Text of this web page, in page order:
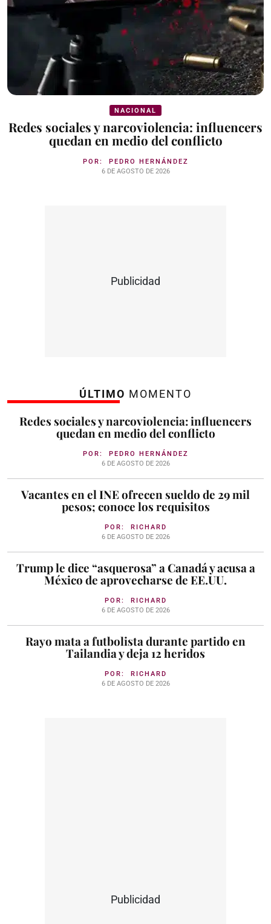
NACIONAL
Redes sociales y narcoviolencia: influencers
quedan en medio del conflicto
POR: PEDRO HERNÁNDEZ
6 DE AGOSTO DE 2026
Publicidad
ÚLTIMO MOMENTO
Redes sociales y narcoviolencia: influencers
quedan en medio del conflicto
POR: PEDRO HERNÁNDEZ
6 DE AGOSTO DE 2026
Vacantes en el INE ofrecen sueldo de 29 mil
pesos; conoce los requisitos
POR: RICHARD
6 DE AGOSTO DE 2026
Trump le dice “asquerosa” a Canadá y acusa a
México de aprovecharse de EE.UU.
POR: RICHARD
6 DE AGOSTO DE 2026
Rayo mata a futbolista durante partido en
Tailandia y deja 12 heridos
POR: RICHARD
6 DE AGOSTO DE 2026
Publicidad